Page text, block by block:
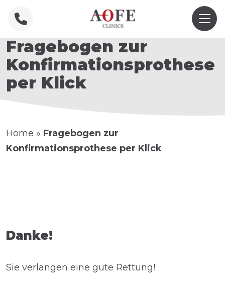
Fragebogen zur
Konfirmationsprothese
per Klick
Home » Fragebogen zur
Konfirmationsprothese per Klick
Danke!
Sie verlangen eine gute Rettung!